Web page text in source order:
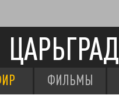
ЦАРЬГРАД
ФИЛЬМЫ